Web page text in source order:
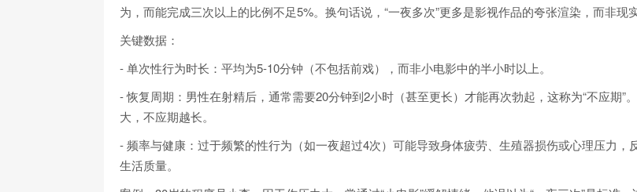
为，而能完成三次以上的比例不足5%。换句话说，“一夜多次”更多是影视作品的夸张渲染，而非现实
关键数据：
- 单次性行为时长：平均为5-10分钟（不包括前戏），而非小电影中的半小时以上。
- 恢复周期：男性在射精后，通常需要20分钟到2小时（甚至更长）才能再次勃起，这称为“不应期”
大，不应期越长。
- 频率与健康：过于频繁的性行为（如一夜超过4次）可能导致身体疲劳、生殖器损伤或心理压力，
生活质量。